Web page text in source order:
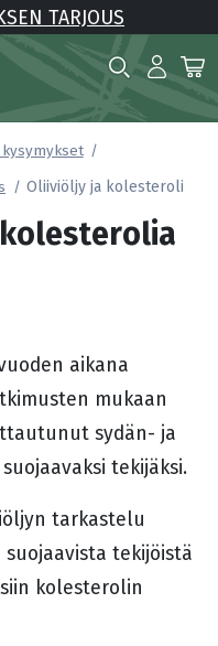
TARJOUS
Oliiviöljy ja kolesteroli
aikana
mukaan
sydän- ja
tekijäksi.
tarkastelu
tekijöistä
kolesterolin